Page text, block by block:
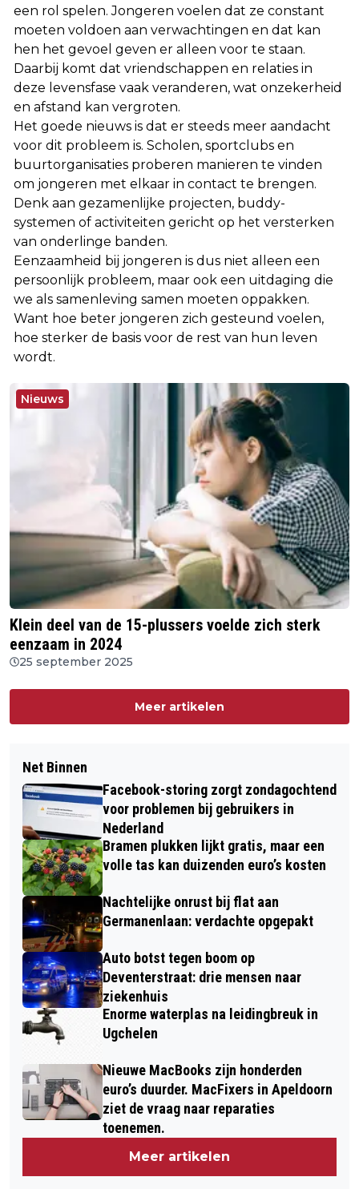
een rol spelen. Jongeren voelen dat ze constant
moeten voldoen aan verwachtingen en dat kan
hen het gevoel geven er alleen voor te staan.
Daarbij komt dat vriendschappen en relaties in
deze levensfase vaak veranderen, wat onzekerheid
en afstand kan vergroten.
Het goede nieuws is dat er steeds meer aandacht
voor dit probleem is. Scholen, sportclubs en
buurtorganisaties proberen manieren te vinden
om jongeren met elkaar in contact te brengen.
Denk aan gezamenlijke projecten, buddy-
systemen of activiteiten gericht op het versterken
van onderlinge banden.
Eenzaamheid bij jongeren is dus niet alleen een
persoonlijk probleem, maar ook een uitdaging die
we als samenleving samen moeten oppakken.
Want hoe beter jongeren zich gesteund voelen,
hoe sterker de basis voor de rest van hun leven
wordt.
Nieuws
Klein deel van de 15-plussers voelde zich sterk
eenzaam in 2024
25 september 2025
Meer artikelen
Net Binnen
Facebook-storing zorgt zondagochtend
voor problemen bij gebruikers in
Nederland
Bramen plukken lijkt gratis, maar een
volle tas kan duizenden euro’s kosten
Nachtelijke onrust bij flat aan
Germanenlaan: verdachte opgepakt
Auto botst tegen boom op
Deventerstraat: drie mensen naar
ziekenhuis
Enorme waterplas na leidingbreuk in
Ugchelen
Nieuwe MacBooks zijn honderden
euro’s duurder. MacFixers in Apeldoorn
ziet de vraag naar reparaties
toenemen.
Meer artikelen